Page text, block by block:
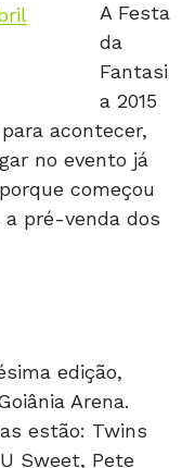
A Festa
da
Fantasi
a 2015
acontecer,
no evento já
começou
pré-venda dos
edição,
Arena.
estão: Twins
Sweet, Pete